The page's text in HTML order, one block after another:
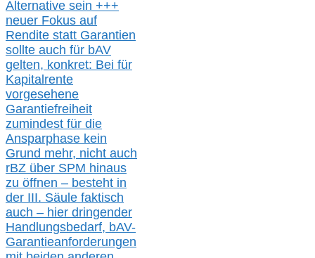
Alternative sein +++
neuer Fokus auf
Rendite statt Garantien
sollte auch für bAV
gelten, konkret: Bei für
Kapitalrente
vorgesehene
Garantiefreiheit
zumindest für die
Ansparphase kein
Grund mehr, nicht auch
rBZ über SPM hinaus
zu öffnen – besteht in
der III. Säule faktisch
auch – hier dringender
Handlungsbedarf, bAV-
Garantieanforderungen